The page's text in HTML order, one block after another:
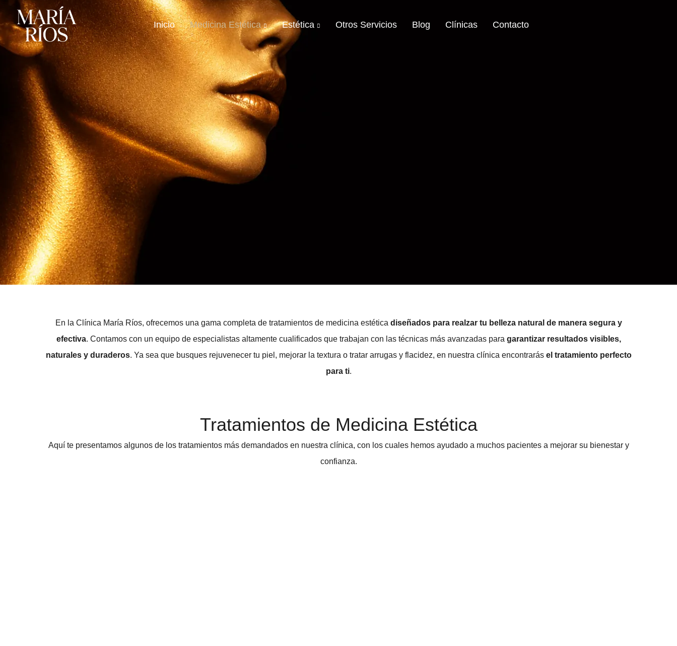
Inicio Medicina Estética Estética Otros Servicios Blog Clínicas Contacto
En la Clínica María Ríos, ofrecemos una gama completa de tratamientos de medicina estética diseñados para realzar tu belleza natural de manera segura y
efectiva. Contamos con un equipo de especialistas altamente cualificados que trabajan con las técnicas más avanzadas para garantizar resultados visibles,
naturales y duraderos. Ya sea que busques rejuvenecer tu piel, mejorar la textura o tratar arrugas y flacidez, en nuestra clínica encontrarás el tratamiento perfecto
para ti.
Tratamientos de Medicina Estética
Aquí te presentamos algunos de los tratamientos más demandados en nuestra clínica, con los cuales hemos ayudado a muchos pacientes a mejorar su bienestar y
confianza.